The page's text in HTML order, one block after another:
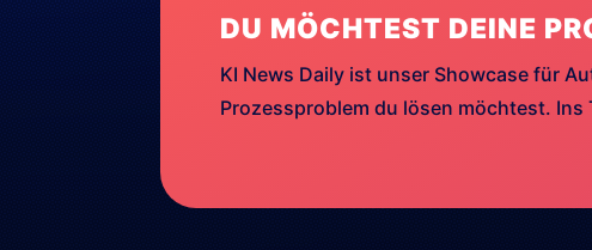
DU MÖCHTEST DEINE
KI News Daily ist unser Showcase für
Prozessproblem du lösen möchtest.